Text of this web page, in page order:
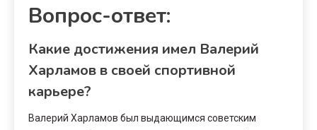
Вопрос-ответ:
Какие достижения имел Валерий
Харламов в своей спортивной
карьере?
Валерий Харламов был выдающимся советским